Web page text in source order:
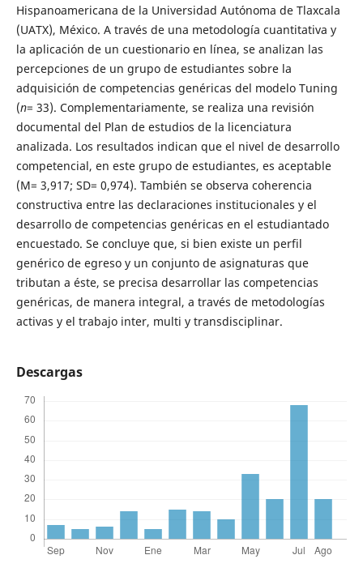
Hispanoamericana de la Universidad Autónoma de Tlaxcala
(UATX), México. A través de una metodología cuantitativa y
la aplicación de un cuestionario en línea, se analizan las
percepciones de un grupo de estudiantes sobre la
adquisición de competencias genéricas del modelo Tuning
(n= 33). Complementariamente, se realiza una revisión
documental del Plan de estudios de la licenciatura
analizada. Los resultados indican que el nivel de desarrollo
competencial, en este grupo de estudiantes, es aceptable
(M= 3,917; SD= 0,974). También se observa coherencia
constructiva entre las declaraciones institucionales y el
desarrollo de competencias genéricas en el estudiantado
encuestado. Se concluye que, si bien existe un perfil
genérico de egreso y un conjunto de asignaturas que
tributan a éste, se precisa desarrollar las competencias
genéricas, de manera integral, a través de metodologías
activas y el trabajo inter, multi y transdisciplinar.
Descargas